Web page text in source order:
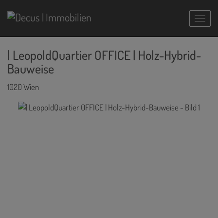
| LeopoldQuartier OFFICE | Holz-Hybrid-
Bauweise
1020 Wien